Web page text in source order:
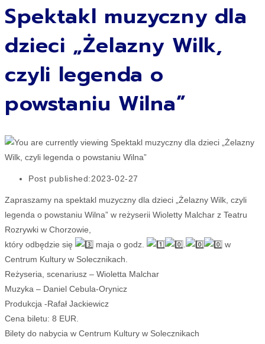
Spektakl muzyczny dla
dzieci „Żelazny Wilk,
czyli legenda o
powstaniu Wilna”
Post published:2023-02-27
Zapraszamy na spektakl muzyczny dla dzieci „Żelazny Wilk, czyli
legenda o powstaniu Wilna” w reżyserii Wioletty Malchar z Teatru
Rozrywki w Chorzowie,
który odbędzie się
maja o godz.
w
Centrum Kultury w Solecznikach.
Reżyseria, scenariusz – Wioletta Malchar
Muzyka – Daniel Cebula-Orynicz
Produkcja -Rafał Jackiewicz
Cena biletu: 8 EUR.
Bilety do nabycia w Centrum Kultury w Solecznikach